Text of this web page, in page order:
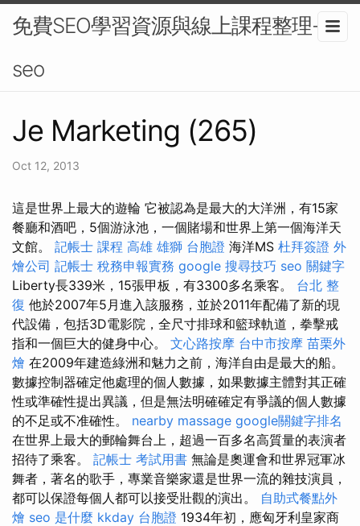
免費SEO學習資源與線上課程整理-
seo
Je Marketing (265)
Oct 12, 2013
這是世界上最大的遊輪 它被認為是最大的大洋洲，有15家
餐廳和酒吧，5個游泳池，一個賭場和世界上第一個海洋天
文館。 記帳士 課程 高雄 雄獅 台胞證 海洋MS 杜拜簽證 外
燴公司 記帳士 稅務申報實務 google 搜尋技巧 seo 關鍵字
Liberty長339米，15張甲板，有3300多名乘客。 台北 整
復 他於2007年5月進入該服務，並於2011年配備了新的現
代設備，包括3D電影院，全尺寸排球和籃球軌道，拳擊戒
指和一個巨大的健身中心。 文心路按摩 台中市按摩 苗栗外
燴 在2009年建造綠洲和魅力之前，海洋自由是最大的船。
數據控制器確定他處理的個人數據，如果數據主體對其正確
性或準確性提出異議，但是無法明確確定有爭議的個人數據
的不足或不准確性。 nearby massage google關鍵字排名
在世界上最大的郵輪舞台上，超過一百多名高質量的表演者
招待了乘客。 記帳士 考試用書 無論是奧運會和世界冠軍冰
舞者，著名的歌手，專業音樂家還是世界一流的雜技演員，
都可以保證每個人都可以接受壯觀的演出。 自助式餐點外
燴 seo 是什麼 kkday 台胞證 1934年初，應匈牙利皇家商